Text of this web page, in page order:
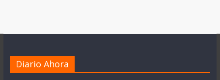
Diario Ahora